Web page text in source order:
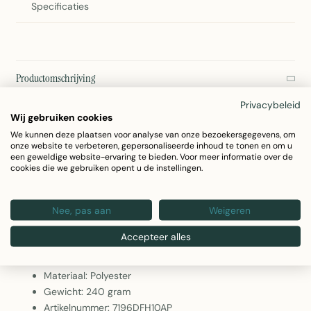
Specificaties
Productomschrijving
Voeg kleur en stijl toe aan je interieur met deze prachtige gele
decoratieve folie van 2Lif. De Deco Ruby folie in felblauw is
ideaal voor het verfraaien van ramen, spiegels en glazen
voldoende materiaal voor diverse toepassingen.
Formaat: 150 cm x 2,5 meter
Materiaal: Polyester
Gewicht: 240 gram
Artikelnummer: 7196DFH10AP
Privacybeleid
Wij gebruiken cookies
We kunnen deze plaatsen voor analyse van onze bezoekersgegevens, om
onze website te verbeteren, gepersonaliseerde inhoud te tonen en om u
een geweldige website-ervaring te bieden. Voor meer informatie over de
cookies die we gebruiken opent u de instellingen.
Nee, pas aan Weigeren
Accepteer alles